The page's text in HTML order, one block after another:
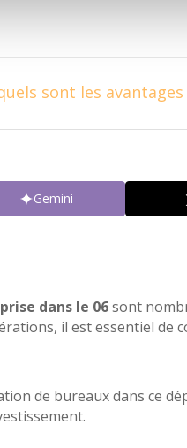
sont les avantages
Gemini
dans le 06sont
il est essentiel de
de bureaux dans ce